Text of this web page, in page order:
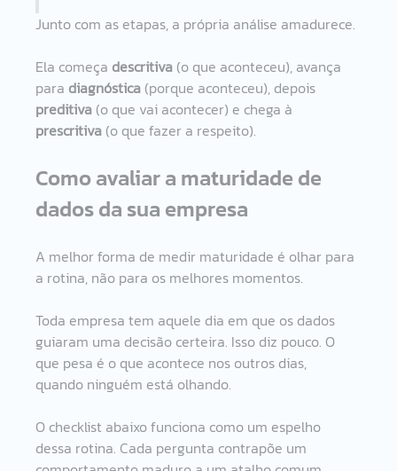
Junto com as etapas, a própria análise amadurece.
Ela começa descritiva (o que aconteceu), avança
para diagnóstica (porque aconteceu), depois
preditiva (o que vai acontecer) e chega à
prescritiva (o que fazer a respeito).
Como avaliar a maturidade de
dados da sua empresa
A melhor forma de medir maturidade é olhar para
a rotina, não para os melhores momentos.
Toda empresa tem aquele dia em que os dados
guiaram uma decisão certeira. Isso diz pouco. O
que pesa é o que acontece nos outros dias,
quando ninguém está olhando.
O checklist abaixo funciona como um espelho
dessa rotina. Cada pergunta contrapõe um